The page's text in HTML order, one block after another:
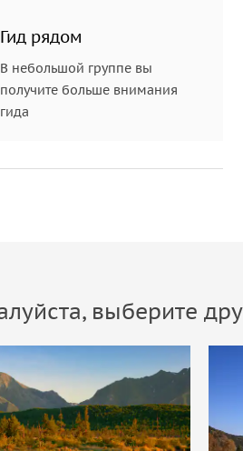
Гид рядом
В небольшой группе вы
получите больше внимания
гида
выберите